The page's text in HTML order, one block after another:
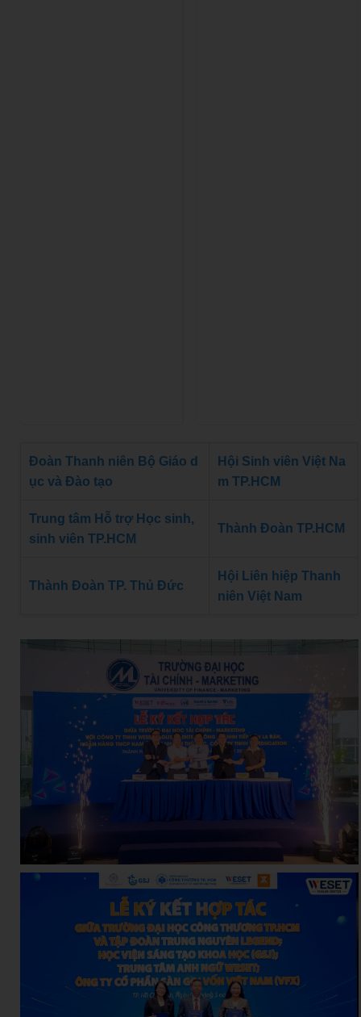
Đoàn Thanh niên Bộ Giáo d
ục và Đào tạo
Hội Sinh viên Việt Na
m TP.HCM
Trung tâm Hỗ trợ Học sinh,
sinh viên TP.HCM
Thành Đoàn TP.HCM
Thành Đoàn TP. Thủ Đức
Hội Liên hiệp Thanh
niên Việt Nam